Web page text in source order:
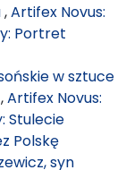
,Artifex Novus:
Portret
w sztuce
,Artifex Novus:
Stulecie
Polskę
syn